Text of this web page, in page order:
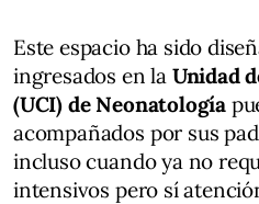
Este espacio ha sido
ingresados en la Unidad
(UCI) de Neonatología
acompañados por sus
incluso cuando ya no
intensivos pero sí